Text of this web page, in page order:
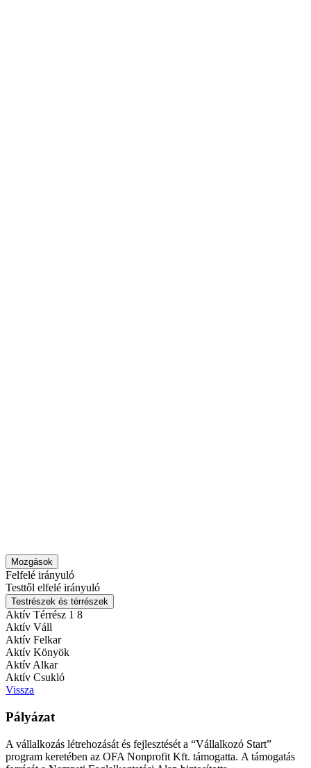
Mozgások
Felfelé irányuló
Testtől elfelé irányuló
Testrészek és térrészek
Aktív Térrész 1 8
Aktív Váll
Aktív Felkar
Aktív Könyök
Aktív Alkar
Aktív Csukló
Vissza
Pályázat
A vállalkozás létrehozását és fejlesztését a “Vállalkozó Start”
program keretében az OFA Nonprofit Kft. támogatta. A támogatás